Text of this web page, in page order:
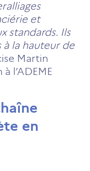
et
standards. Ils
à la hauteur de
Martin
l’ADEME
en